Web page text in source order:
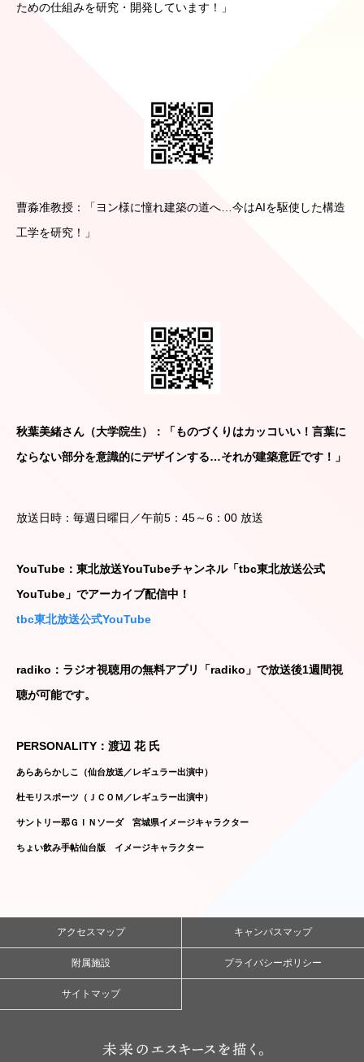
ための仕組みを研究・開発しています！」
曹淼准教授：「ヨン様に憧れ建築の道へ…今はAIを駆使した構造
工学を研究！」
秋葉美緒さん（大学院生）：「ものづくりはカッコいい！言葉に
ならない部分を意識的にデザインする…それが建築意匠です！」
放送日時：毎週日曜日／午前5：45～6：00 放送
YouTube：東北放送YouTubeチャンネル「tbc東北放送公式
YouTube」でアーカイブ配信中！
tbc東北放送公式YouTube
radiko：ラジオ視聴用の無料アプリ「radiko」で放送後1週間視
聴が可能です。
PERSONALITY：渡辺 花 氏
あらあらかしこ（仙台放送／レギュラー出演中）
杜モリスポーツ（ＪＣＯＭ／レギュラー出演中）
サントリー翆ＧＩＮソーダ 宮城県イメージキャラクター
ちょい飲み手帖仙台版 イメージキャラクター
アクセスマップ キャンパスマップ
附属施設 プライバシーポリシー
サイトマップ